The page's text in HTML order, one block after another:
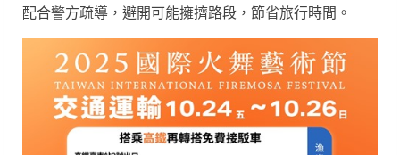
配合警方疏導，避開可能擁擠路段，節省旅行時間。